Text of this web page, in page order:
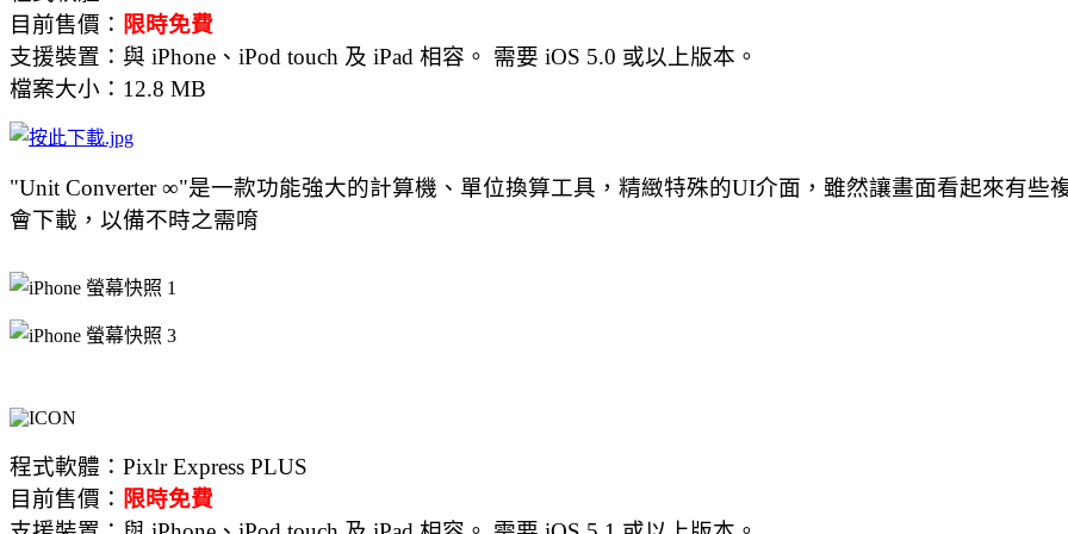
目前售價： 限時免費
支援裝置：與 iPhone、iPod touch 及 iPad 相容。 需要 iOS 5.0 或以上版本。
檔案大小：12.8 MB
"Unit Converter ∞"是一款功能強大的計算機、單位換算工具，精緻特殊的UI介面，雖然讓畫面看起來有些
會下載，以備不時之需唷
程式軟體：Pixlr Express PLUS
目前售價： 限時免費